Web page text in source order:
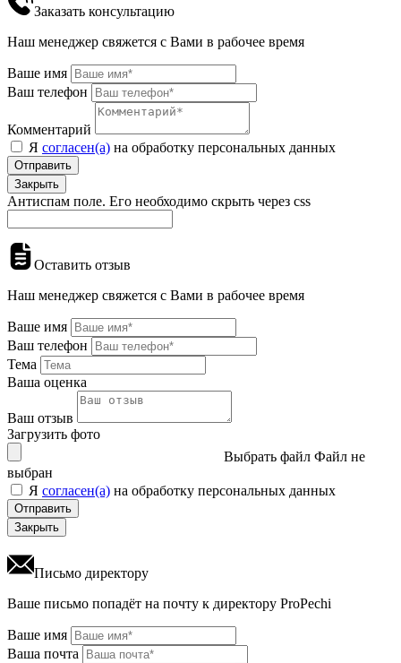
Заказать консультацию
Наш менеджер свяжется с Вами в рабочее время
Ваше имя
Ваш телефон
Комментарий
Я согласен(а) на обработку персональных данных
Отправить
Закрыть
Антиспам поле. Его необходимо скрыть через css
Оставить отзыв
Наш менеджер свяжется с Вами в рабочее время
Ваше имя
Ваш телефон
Тема
Ваша оценка
Ваш отзыв
Загрузить фото
Выбрать файл Файл не
выбран
Я согласен(а) на обработку персональных данных
Отправить
Закрыть
Письмо директору
Ваше письмо попадёт на почту к директору ProPechi
Ваше имя
Ваша почта